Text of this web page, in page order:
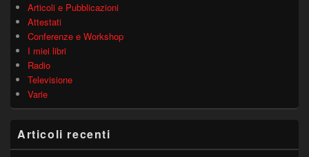
Articoli e Pubblicazioni
Attestati
Conferenze e Workshop
I miei libri
Radio
Televisione
Varie
Articoli recenti